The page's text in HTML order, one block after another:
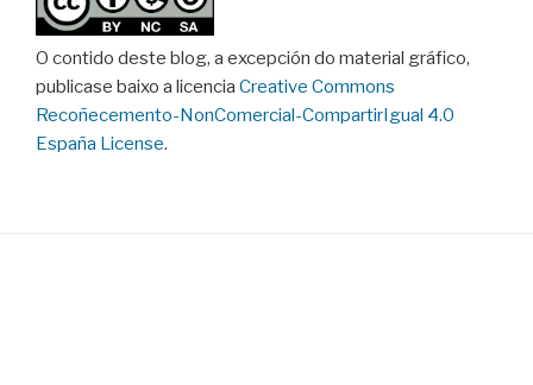
O contido deste blog, a excepción do material gráfico,
publicase baixo a licencia Creative Commons
Recoñecemento-NonComercial-CompartirIgual 4.0
España License.